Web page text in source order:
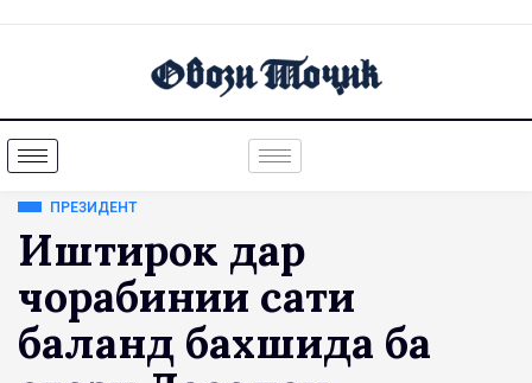
ПРЕЗИДЕНТ
Иштирок дар
чорабинии сатҳи
баланд бахшида ба